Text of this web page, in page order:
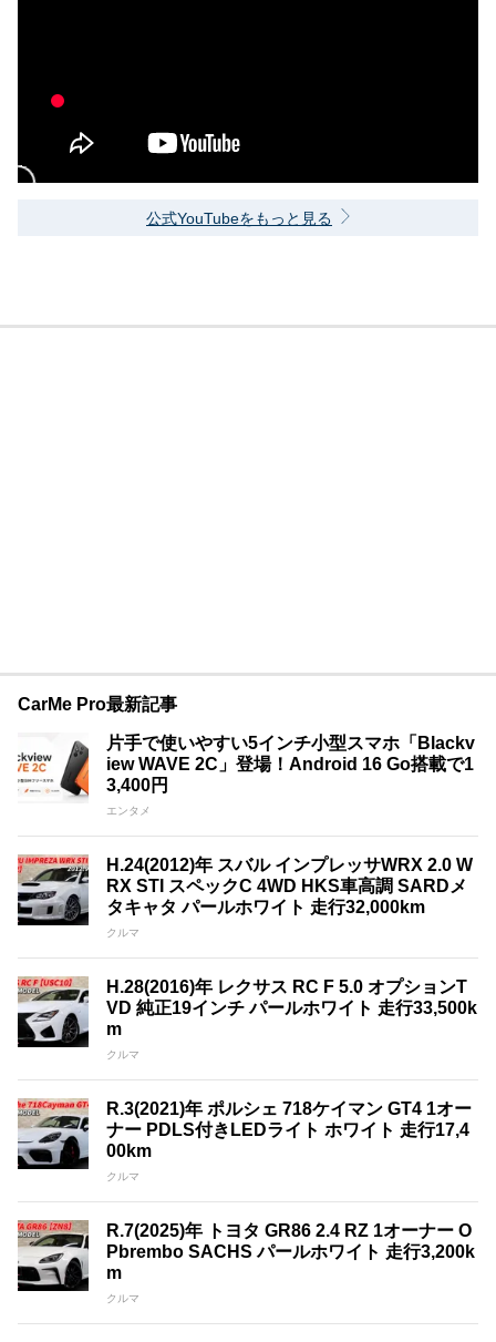
公式YouTubeをもっと見る
CarMe Pro最新記事
片手で使いやすい5インチ小型スマホ「Blackv
iew WAVE 2C」登場！Android 16 Go搭載で1
3,400円
エンタメ
H.24(2012)年 スバル インプレッサWRX 2.0 W
RX STI スペックC 4WD HKS車高調 SARDメ
タキャタ パールホワイト 走行32,000km
クルマ
H.28(2016)年 レクサス RC F 5.0 オプションT
VD 純正19インチ パールホワイト 走行33,500k
m
クルマ
R.3(2021)年 ポルシェ 718ケイマン GT4 1オー
ナー PDLS付きLEDライト ホワイト 走行17,4
00km
クルマ
R.7(2025)年 トヨタ GR86 2.4 RZ 1オーナー O
Pbrembo SACHS パールホワイト 走行3,200k
m
クルマ